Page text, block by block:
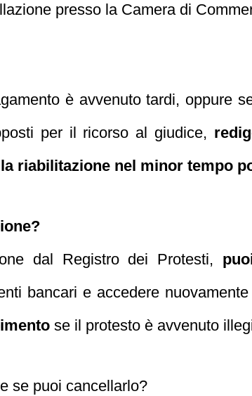
presso la Camera di
è avvenuto tardi, oppure
per il ricorso al giudice,
riabilitazione nel minor tempo
dal Registro dei Protesti,
bancari e accedere
se il protesto è avvenuto
se puoi cancellarlo?